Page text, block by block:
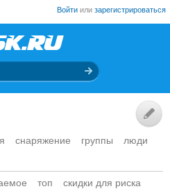
Войти или зарегистрироваться
снаряжение группы
люди
топ скидки для риска